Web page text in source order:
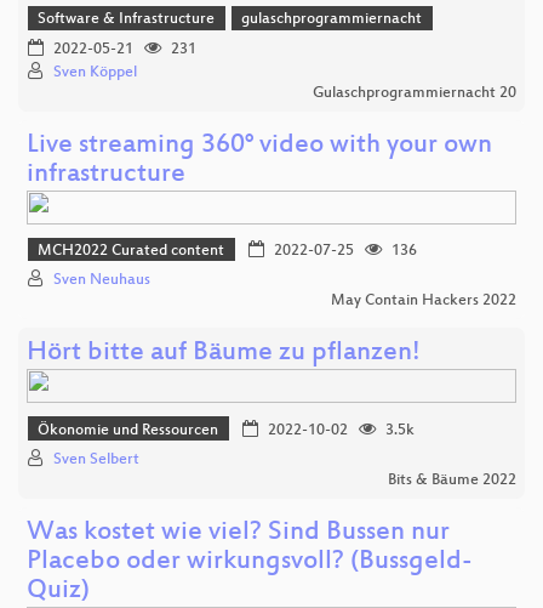
Software & Infrastructure
gulaschprogrammiernacht
2022-05-21
231
Sven Köppel
Gulaschprogrammiernacht 20
Live streaming 360° video with your own
infrastructure
MCH2022 Curated content 2022-07-25
136
Sven Neuhaus
May Contain Hackers 2022
Hört bitte auf Bäume zu pflanzen!
Ökonomie und Ressourcen 2022-10-02
3.5k
Sven Selbert
Bits & Bäume 2022
Was kostet wie viel? Sind Bussen nur
Placebo oder wirkungsvoll? (Bussgeld-
Quiz)